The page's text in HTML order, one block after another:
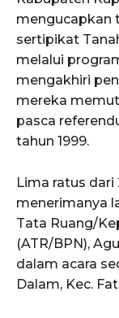
mengucapkan
sertipikat
melalui
mengakhiri
mereka
pasca
tahun 1999.
Lima ratus dari
menerimanya
Tata Ruang/
(ATR/BPN),
dalam acara
Dalam, Kec.